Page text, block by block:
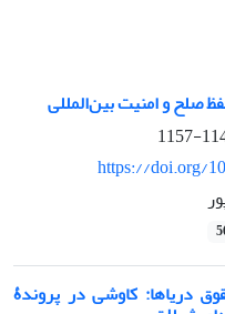
صلح و امنیت بین‌المللی
https://doi.org/
دریاها: کاوشی در پروندۀ